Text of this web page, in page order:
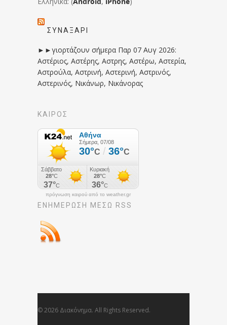
ΣΥΝΑΞΆΡΙ
►►γιορτάζουν σήμερα Παρ 07 Αυγ 2026:
Αστέριος, Αστέρης, Αστρης, Αστέρω, Αστερία,
Αστρούλα, Αστρινή, Αστερινή, Αστρινός,
Αστερινός, Νικάνωρ, Νικάνορας
ΚΑΙΡΟΣ
πρόγνωση καιρού από το weather.gr
ΕΝΗΜΈΡΩΣΉ ΜΕΣΩ RSS
© 2026 Διακόνημα. All Rights Reserved.